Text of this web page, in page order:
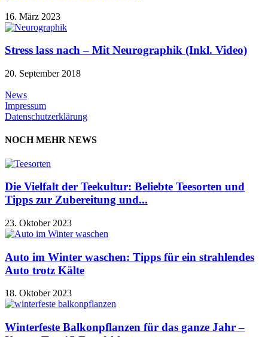
16. März 2023
Stress lass nach – Mit Neurographik (Inkl. Video)
20. September 2018
News
Impressum
Datenschutzerklärung
NOCH MEHR NEWS
Die Vielfalt der Teekultur: Beliebte Teesorten und
Tipps zur Zubereitung und...
23. Oktober 2023
Auto im Winter waschen: Tipps für ein strahlendes
Auto trotz Kälte
18. Oktober 2023
Winterfeste Balkonpflanzen für das ganze Jahr –